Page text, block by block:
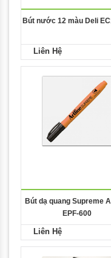
Bút nước 12 màu Deli
Liên Hệ
Bút dạ quang Supreme
EPF-600
Liên Hệ